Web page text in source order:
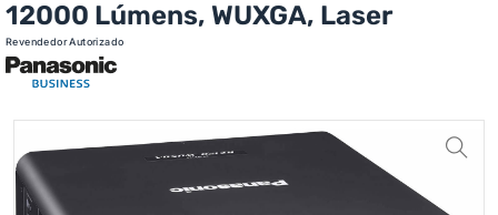
12000 Lúmens, WUXGA, Laser
Revendedor Autorizado